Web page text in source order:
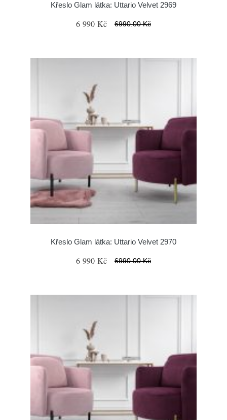
Křeslo Glam látka: Uttario Velvet 2969
6 990 Kč 6990.00 Kč
Křeslo Glam látka: Uttario Velvet 2970
6 990 Kč 6990.00 Kč